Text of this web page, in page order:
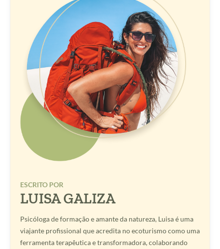
ESCRITO POR
LUISA GALIZA
Psicóloga de formação e amante da natureza, Luisa é uma
viajante profissional que acredita no ecoturismo como uma
ferramenta terapêutica e transformadora, colaborando